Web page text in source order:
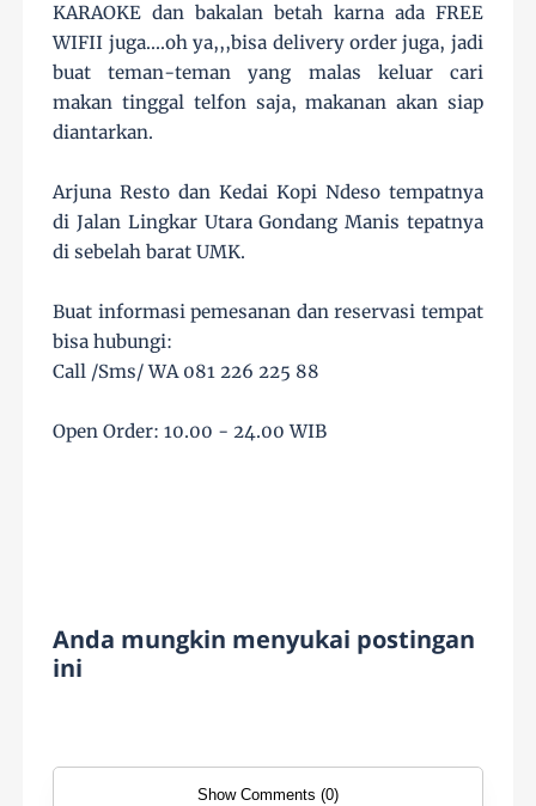
KARAOKE dan bakalan betah karna ada FREE
WIFII juga....oh ya,,,bisa delivery order juga, jadi
buat teman-teman yang malas keluar cari
makan tinggal telfon saja, makanan akan siap
diantarkan.
Arjuna Resto dan Kedai Kopi Ndeso tempatnya
di Jalan Lingkar Utara Gondang Manis tepatnya
di sebelah barat UMK.
Buat informasi pemesanan dan reservasi tempat
bisa hubungi:
Call /Sms/ WA 081 226 225 88
Open Order: 10.00 - 24.00 WIB
Anda mungkin menyukai postingan
ini
Show Comments (0)